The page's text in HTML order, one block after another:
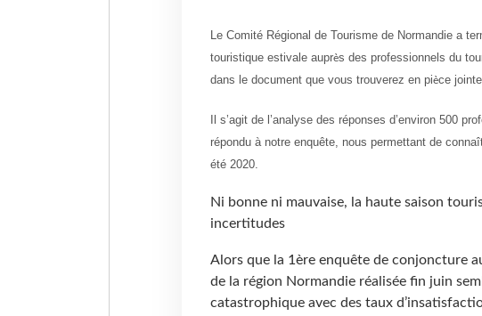
Le Comité Régional de Tourisme de Normandie a
touristique estivale auprès des professionnels du
dans le document que vous trouverez en pièce jointe.
Il s’agit de l’analyse des réponses d’environ 500
répondu à notre enquête, nous permettant de
été 2020.
Ni bonne ni mauvaise, la haute saison
incertitudes
Alors que la 1ère enquête de conjoncture
de la région Normandie réalisée fin juin
catastrophique avec des taux